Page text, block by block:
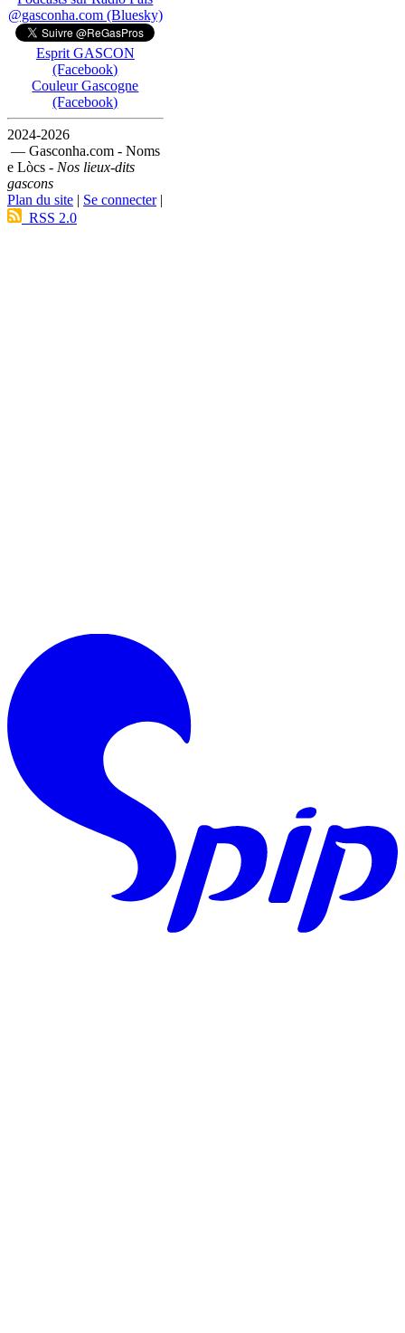
@gasconha.com (Bluesky)
Esprit GASCON
(Facebook)
Couleur Gascogne
(Facebook)
2024-2026
— Gasconha.com - Noms
e Lòcs - Nos lieux-dits
gascons
Plan du site | Se connecter|
RSS 2.0